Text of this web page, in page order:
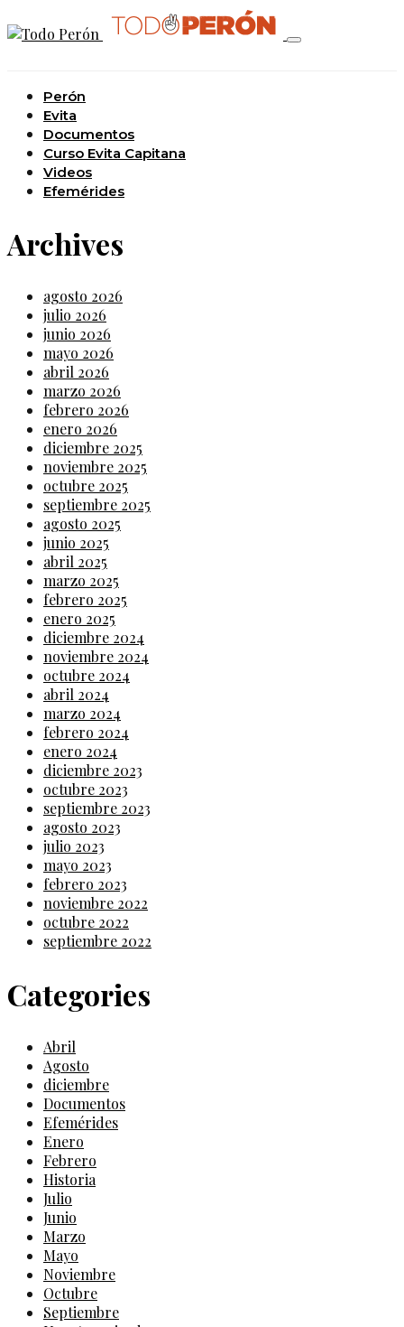
Perón
Evita
Documentos
Curso Evita Capitana
Videos
Efemérides
Archives
agosto 2026
julio 2026
junio 2026
mayo 2026
abril 2026
marzo 2026
febrero 2026
enero 2026
diciembre 2025
noviembre 2025
octubre 2025
septiembre 2025
agosto 2025
junio 2025
abril 2025
marzo 2025
febrero 2025
enero 2025
diciembre 2024
noviembre 2024
octubre 2024
abril 2024
marzo 2024
febrero 2024
enero 2024
diciembre 2023
octubre 2023
septiembre 2023
agosto 2023
julio 2023
mayo 2023
febrero 2023
noviembre 2022
octubre 2022
septiembre 2022
Categories
Abril
Agosto
diciembre
Documentos
Efemérides
Enero
Febrero
Historia
Julio
Junio
Marzo
Mayo
Noviembre
Octubre
Septiembre